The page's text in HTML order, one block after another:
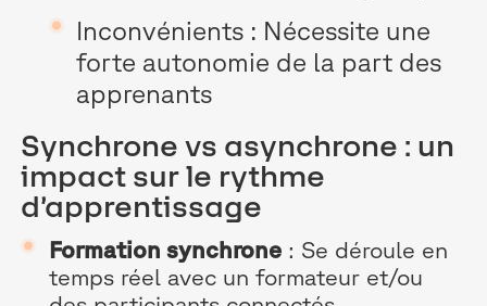
Inconvénients : Nécessite une
forte autonomie de la part des
apprenants
Synchrone vs asynchrone : un
impact sur le rythme
d’apprentissage
Formation synchrone: Se déroule en
temps réel avec un formateur et/ou